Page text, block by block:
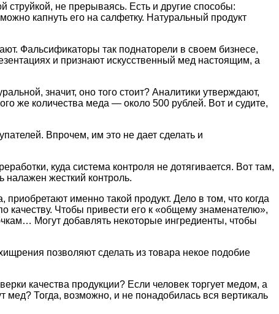
струйкой, не прерываясь. Есть и другие способы:
капнуть его на салфетку. Натуральный продукт
Фальсификаторы так поднаторели в своем бизнесе,
и признают искусственный мед настоящим, а
значит, оно того стоит? Аналитики утверждают,
же количества меда — около 500 рублей. Вот и судите,
Впрочем, им это не дает сделать и
куда система контроля не дотягивается. Вот там,
жесткий контроль.
именно такой продукт. Дело в том, что когда
качеству. Чтобы привести его к «общему знаменателю»,
Могут добавлять некоторые ингредиенты, чтобы
позволяют сделать из товара некое подобие
качества продукции? Если человек торгует медом, а
мед? Тогда, возможно, и не понадобилась вся вертикаль